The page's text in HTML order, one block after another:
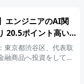
エンジニアのAI関
20.5ポイント高い
ルと成果を調査】
比較調査で明らか
東京都渋谷区、代表取
融商品へ投資をしてい
象に、エンジニアと非
施しましたので、お